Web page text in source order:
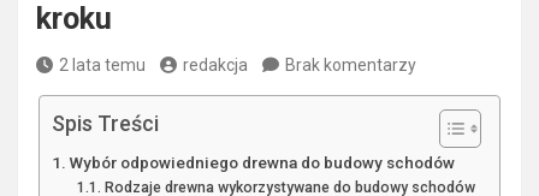
kroku
2 lata temu redakcja Brak komentarzy
Spis Treści
Wybór odpowiedniego drewna do budowy schodów
Rodzaje drewna wykorzystywane do budowy schodów